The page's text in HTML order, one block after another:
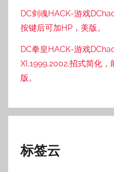
DC剑魂HACK-游戏
按键后可加HP，美版。
DC拳皇HACK-游戏
XI,1999,2002,招式简化
版。
标签云